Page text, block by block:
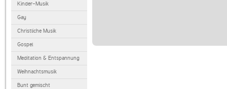
Kinder-Musik
Gay
Christliche Musik
Gospel
Meditation & Entspannung
Weihnachtsmusik
Bunt gemischt